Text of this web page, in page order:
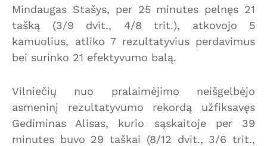
Mindaugas Stašys, per 25 minutes pelnęs 21
tašką (3/9 dvit., 4/8 trit.), atkovojo 5
kamuolius, atliko 7 rezultatyvius perdavimus
bei surinko 21 efektyvumo balą.
Vilniečių nuo pralaimėjimo neišgelbėjo
asmeninį rezultatyvumo rekordą užfiksavęs
Gediminas Alisas, kurio sąskaitoje per 39
minutes buvo 29 taškai (8/12 dvit., 3/6 trit.,